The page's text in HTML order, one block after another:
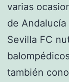
varias
de
Sevilla FC
también